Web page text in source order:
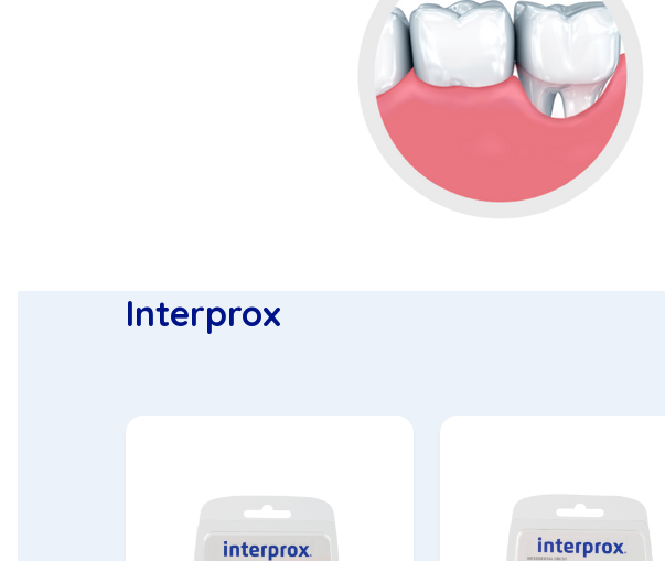
Interprox